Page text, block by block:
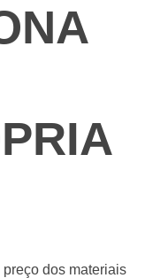
dos materiais